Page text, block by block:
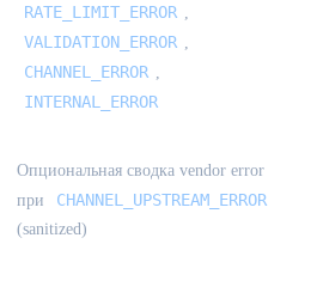
RATE_LIMIT_ERROR
VALIDATION_ERROR
CHANNEL_ERROR
INTERNAL_ERROR
Опциональная сводка vendor error
при
CHANNEL_UPSTREAM_ERROR
(sanitized)